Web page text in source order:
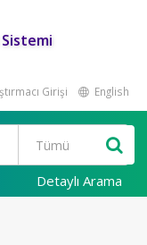
Girişi English
Detaylı Arama